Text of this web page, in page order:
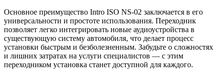
Основное преимущество Intro ISO NS-02 заключается в его
универсальности и простоте использования. Переходник
позволяет легко интегрировать новые аудиоустройства в
существующую систему автомобиля, что делает процесс
установки быстрым и безболезненным. Забудьте о сложностях
и лишних затратах на услуги специалистов — с этим
переходником установка станет доступной для каждого.